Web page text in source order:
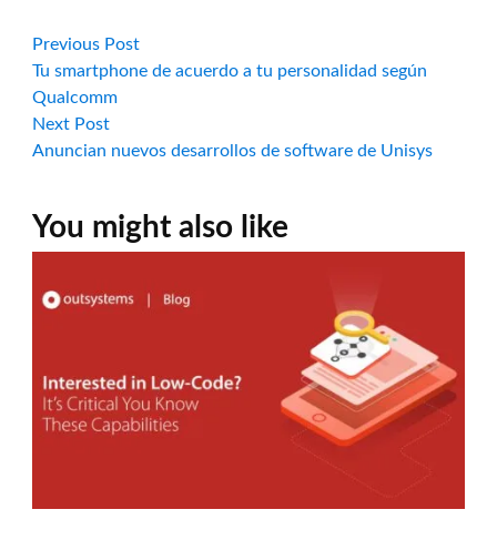
Navegación
de
entradas
Previous PostPrevious
post:
Tu smartphone de acuerdo a tu personalidad según
Qualcomm
Next PostNext
post:
Anuncian nuevos desarrollos de software de Unisys
You might also like